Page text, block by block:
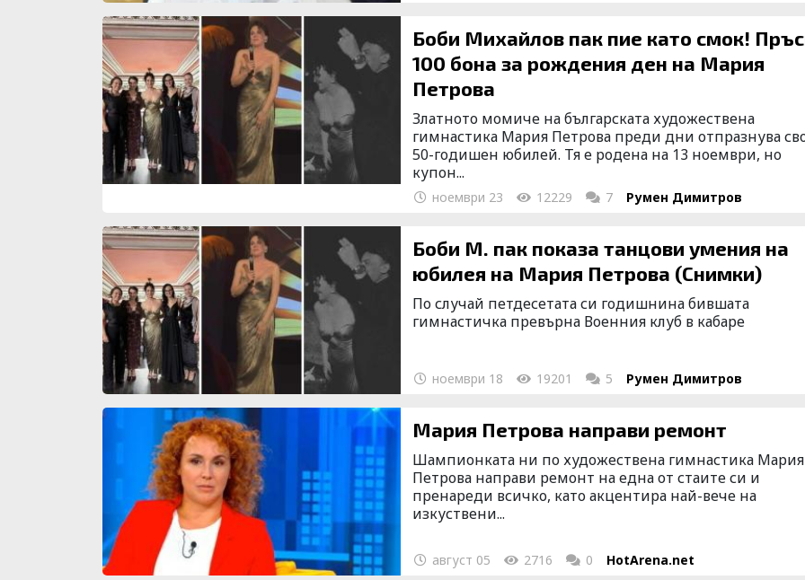
Боби Михайлов пак пие като смок!
100 бона за рождения ден на Мария
Петрова
Златното момиче на българската художествена
гимнастика Мария Петрова преди дни отпразнува
50-годишен юбилей. Тя е родена на 13 ноември, но
купон...
ноември 23 12229 7 Румен Димитров
Боби М. пак показа танцови умения на
юбилея на Мария Петрова (Снимки)
По случай петдесетата си годишнина бившата
гимнастичка превърна Военния клуб в кабаре
ноември 18 19201 5 Румен Димитров
Мария Петрова направи ремонт
Шампионката ни по художествена гимнастика Мария
Петрова направи ремонт на една от стаите си и
пренареди всичко, като акцентира най-вече на
изкуствени...
август 05 2716 0 HotArena.net